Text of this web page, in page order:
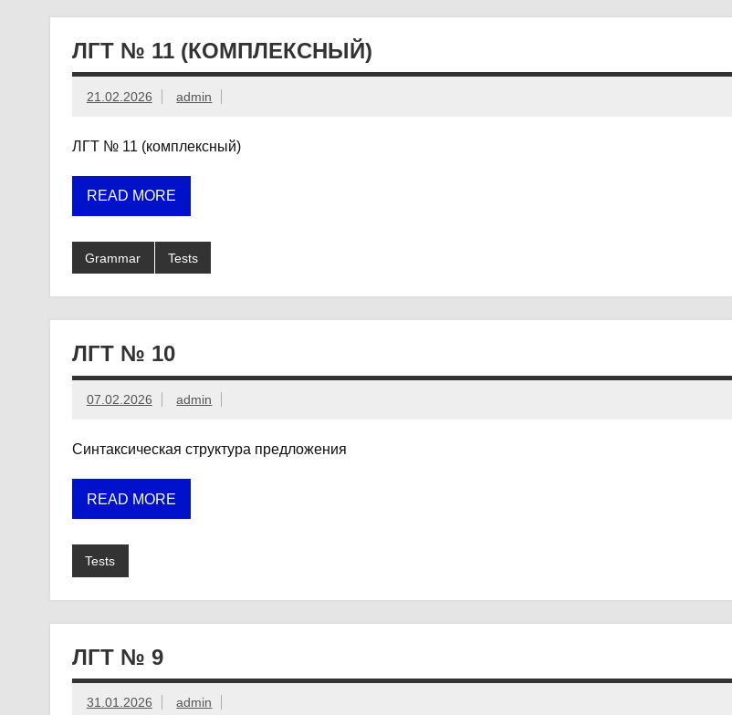
ЛГТ № 11 (КОМПЛЕКСНЫЙ)
21.02.2026 admin
ЛГТ № 11 (комплексный)
READ MORE
Grammar Tests
ЛГТ № 10
07.02.2026 admin
Синтаксическая структура предложения
READ MORE
Tests
ЛГТ № 9
31.01.2026 admin